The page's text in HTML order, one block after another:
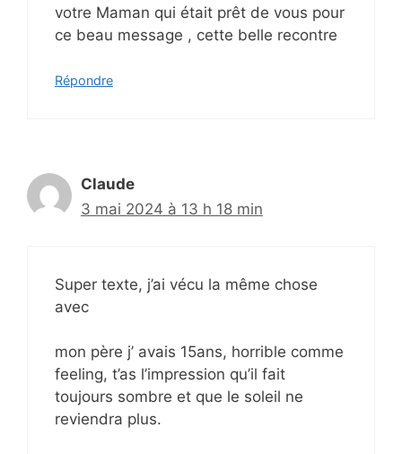
votre Maman qui était prêt de vous pour
ce beau message , cette belle recontre
Répondre
Claude
3 mai 2024 à 13 h 18 min
Super texte, j’ai vécu la même chose
avec
mon père j’ avais 15ans, horrible comme
feeling, t’as l’impression qu’il fait
toujours sombre et que le soleil ne
reviendra plus.